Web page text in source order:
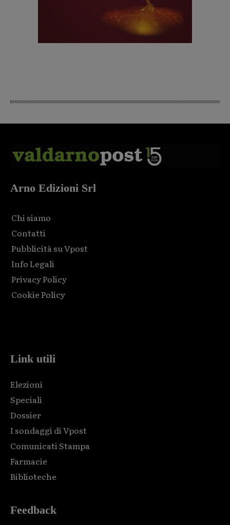
Arno Edizioni Srl
Chi siamo
Contatti
Pubblicità su Vpost
Info Legali
Privacy Policy
Cookie Policy
Link utili
Elezioni
Speciali
Dossier
I sondaggi di Vpost
Comunicati Stampa
Farmacie
Biblioteche
Feedback